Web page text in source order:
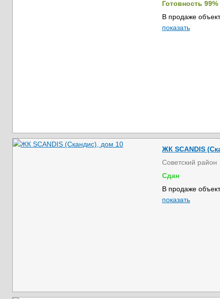
Готовность 99%
В продаже
показать
ЖК SCANDIS
Советский район
Сдан
В продаже
показать